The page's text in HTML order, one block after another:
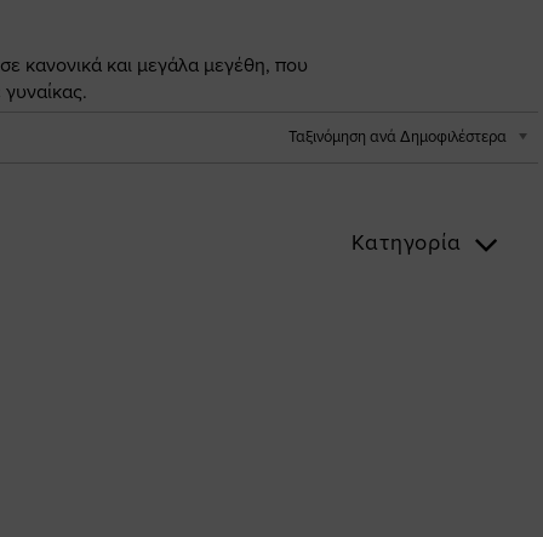
κανονικά και μεγάλα μεγέθη, που
Ταξινόμηση ανά Δημοφιλέστερα
Κατηγορία